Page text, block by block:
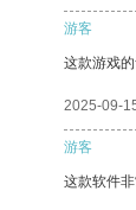
游客
这款游戏
2025-09-
游客
这款软件